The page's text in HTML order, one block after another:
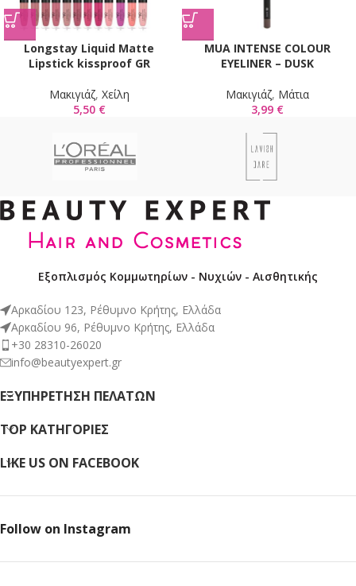
Longstay Liquid Matte
Lipstick kissproof GR
Mακιγιάζ, Χείλη
5,50 €
MUA INTENSE COLOUR
EYELINER – DUSK
Mακιγιάζ, Μάτια
3,99 €
Εξοπλισμός Κομμωτηρίων - Νυχιών - Αισθητικής
Αρκαδίου 123, Ρέθυμνο Κρήτης, Ελλάδα
Αρκαδίου 96, Ρέθυμνο Κρήτης, Ελλάδα
+30 28310-26020
info@beautyexpert.gr
ΕΞΥΠΗΡΈΤΗΣΗ ΠΕΛΑΤΏΝ
TOP ΚΑΤΗΓΟΡΙΕΣ
LIKE US ON FACEBOOK
Follow on Instagram